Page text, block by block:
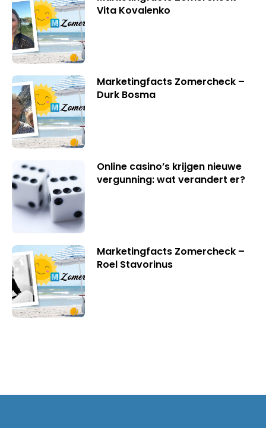
Vita Kovalenko
Marketingfacts Zomercheck –
Durk Bosma
Online casino’s krijgen nieuwe
vergunning: wat verandert er?
Marketingfacts Zomercheck –
Roel Stavorinus